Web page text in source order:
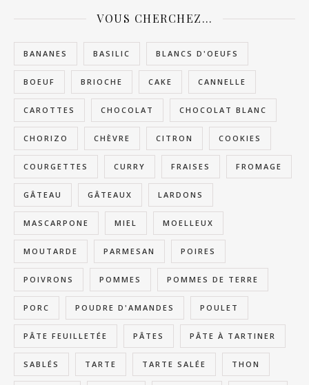
VOUS CHERCHEZ…
BANANES BASILIC BLANCS D'OEUFS
BOEUF BRIOCHE CAKE CANNELLE
CAROTTES CHOCOLAT CHOCOLAT BLANC
CHORIZO CHÈVRE CITRON COOKIES
COURGETTES CURRY FRAISES FROMAGE
GÂTEAU GÂTEAUX LARDONS
MASCARPONE MIEL MOELLEUX
MOUTARDE PARMESAN POIRES
POIVRONS POMMES POMMES DE TERRE
PORC POUDRE D'AMANDES POULET
PÂTE FEUILLETÉE PÂTES PÂTE À TARTINER
SABLÉS TARTE TARTE SALÉE THON